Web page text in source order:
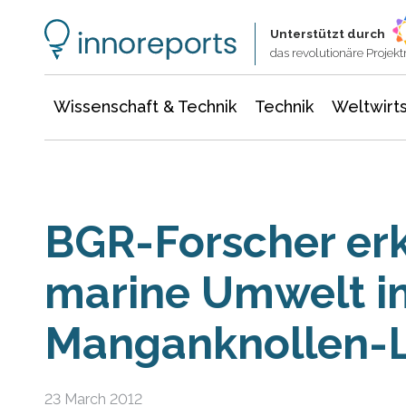
Unterstützt durch
das revolutionäre
Wissenschaft & Technik Technik
BGR-Forscher
marine Umwelt
Manganknollen-
23 March 2012